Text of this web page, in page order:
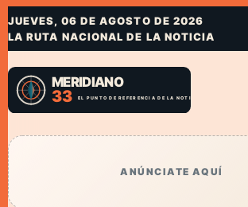
JUEVES, 06 DE AGOSTO DE 2026
LA RUTA NACIONAL DE LA NOTICIA
ANÚNCIATE AQUÍ